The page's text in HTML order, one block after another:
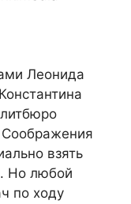
Леонида
Соображения
взять
Но любой
по ходу